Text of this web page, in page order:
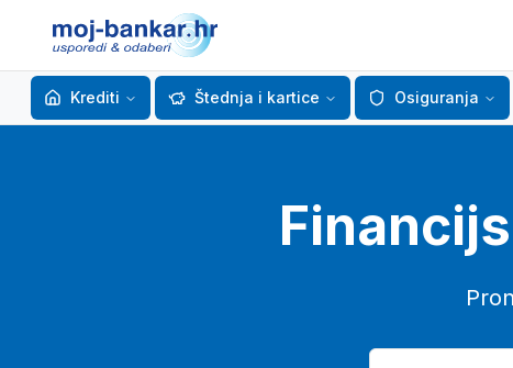
Krediti Štednja i kartice Osiguranja